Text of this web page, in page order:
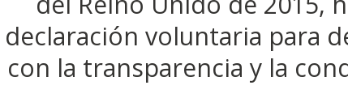
declaración voluntaria para
con la transparencia y la